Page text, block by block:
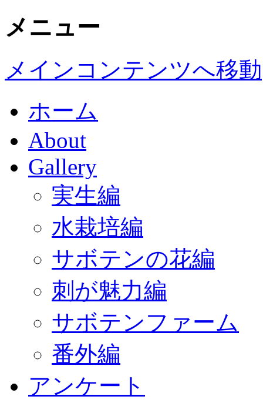
メニュー
メインコンテンツへ移動
ホーム
About
Gallery
実生編
水栽培編
サボテンの花編
刺が魅力編
サボテンファーム
番外編
アンケート